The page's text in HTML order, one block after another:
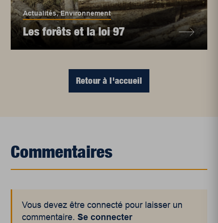
Actualités,Environnement
Les forêts et la loi 97
Retour à l'accueil
Commentaires
Vous devez être connecté pour laisser un
commentaire.Se connecter